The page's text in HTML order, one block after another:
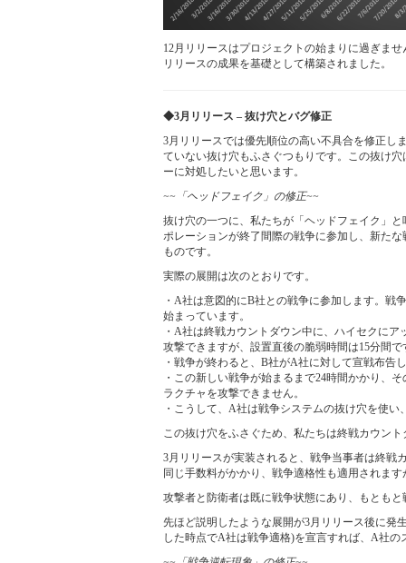
12月リリースはプロジェクトの始まりに過ぎま
リリースの成果を基礎として構築されました。
◆3月リリース – 抜け穴とバグ修正
3月リリースでは優先順位の高い不具合を修正し
ていない抜け穴もふさぐつもりです。この抜け
ーに対処したいと思います。
~~「ヘッドフェイク」の修正~~
抜け穴の一つに、私たちが「ヘッドフェイク」
ポレーションが終了間際の戦争に参加し、新た
ものです。
実際の展開は次のとおりです。
・A社は意図的にB社との戦争に参加します。戦
始まっています。
・A社は終戦カウントダウン中に、ハイセクに
攻撃できますが、設置直後の脆弱時間は15分間
・戦争が終わると、B社がA社に対して宣戦布告
・この新しい戦争が始まるまで24時間かかり、
ラクチャを攻撃できません。
・こうして、A社は戦争システムの抜け穴を使
この抜け穴をふさぐため、私たちは終戦カウン
3月リリースが実装されると、戦争当事者は終戦
同じ手数料がかかり、戦争適格性も適用されま
攻撃者と防衛者は既に戦争状態にあり、もとも
先ほど説明したような展開が3月リリース後に発
した時点でA社は戦争適格)を宣言すれば、A社